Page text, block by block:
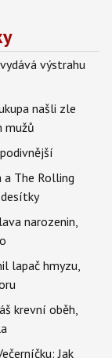
výstrahu
našli zle
mužů
a The Rolling
narozenin,
lapač hmyzu,
krevní oběh,
Jak